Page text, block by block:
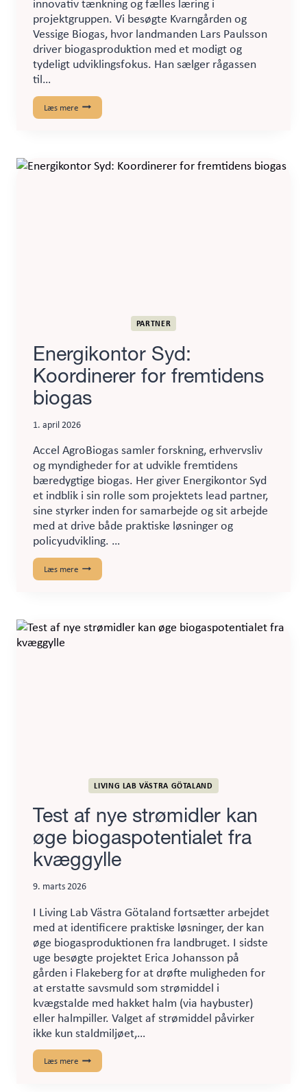
projektgruppen. Vi besøgte Kvarngården og
Vessige Biogas, hvor landmanden Lars Paulsson
driver biogasproduktion med et modigt og
tydeligt udviklingsfokus. Han sælger rågassen
til…
Læs mere Studiebesøg
i
vidensudveksling
PARTNER
Energikontor Syd:
Koordinerer for fremtidens
biogas
1. april 2026
Accel AgroBiogas samler forskning, erhvervsliv
og myndigheder for at udvikle fremtidens
bæredygtige biogas. Her giver Energikontor Syd
et indblik i sin rolle som projektets lead partner,
sine styrker inden for samarbejde og sit arbejde
med at drive både praktiske løsninger og
policyudvikling. …
Læs mere Energikontor
Syd:
LIVING LAB VÄSTRA GÖTALAND
Test af nye strømidler kan
øge biogaspotentialet fra
kvæggylle
9. marts 2026
I Living Lab Västra Götaland fortsætter arbejdet
med at identificere praktiske løsninger, der kan
øge biogasproduktionen fra landbruget. I sidste
uge besøgte projektet Erica Johansson på
gården i Flakeberg for at drøfte muligheden for
at erstatte savsmuld som strømiddel i
kvægstalde med hakket halm (via haybuster)
eller halmpiller. Valget af strømiddel påvirker
ikke kun staldmiljøet,…
Læs mere Test
af